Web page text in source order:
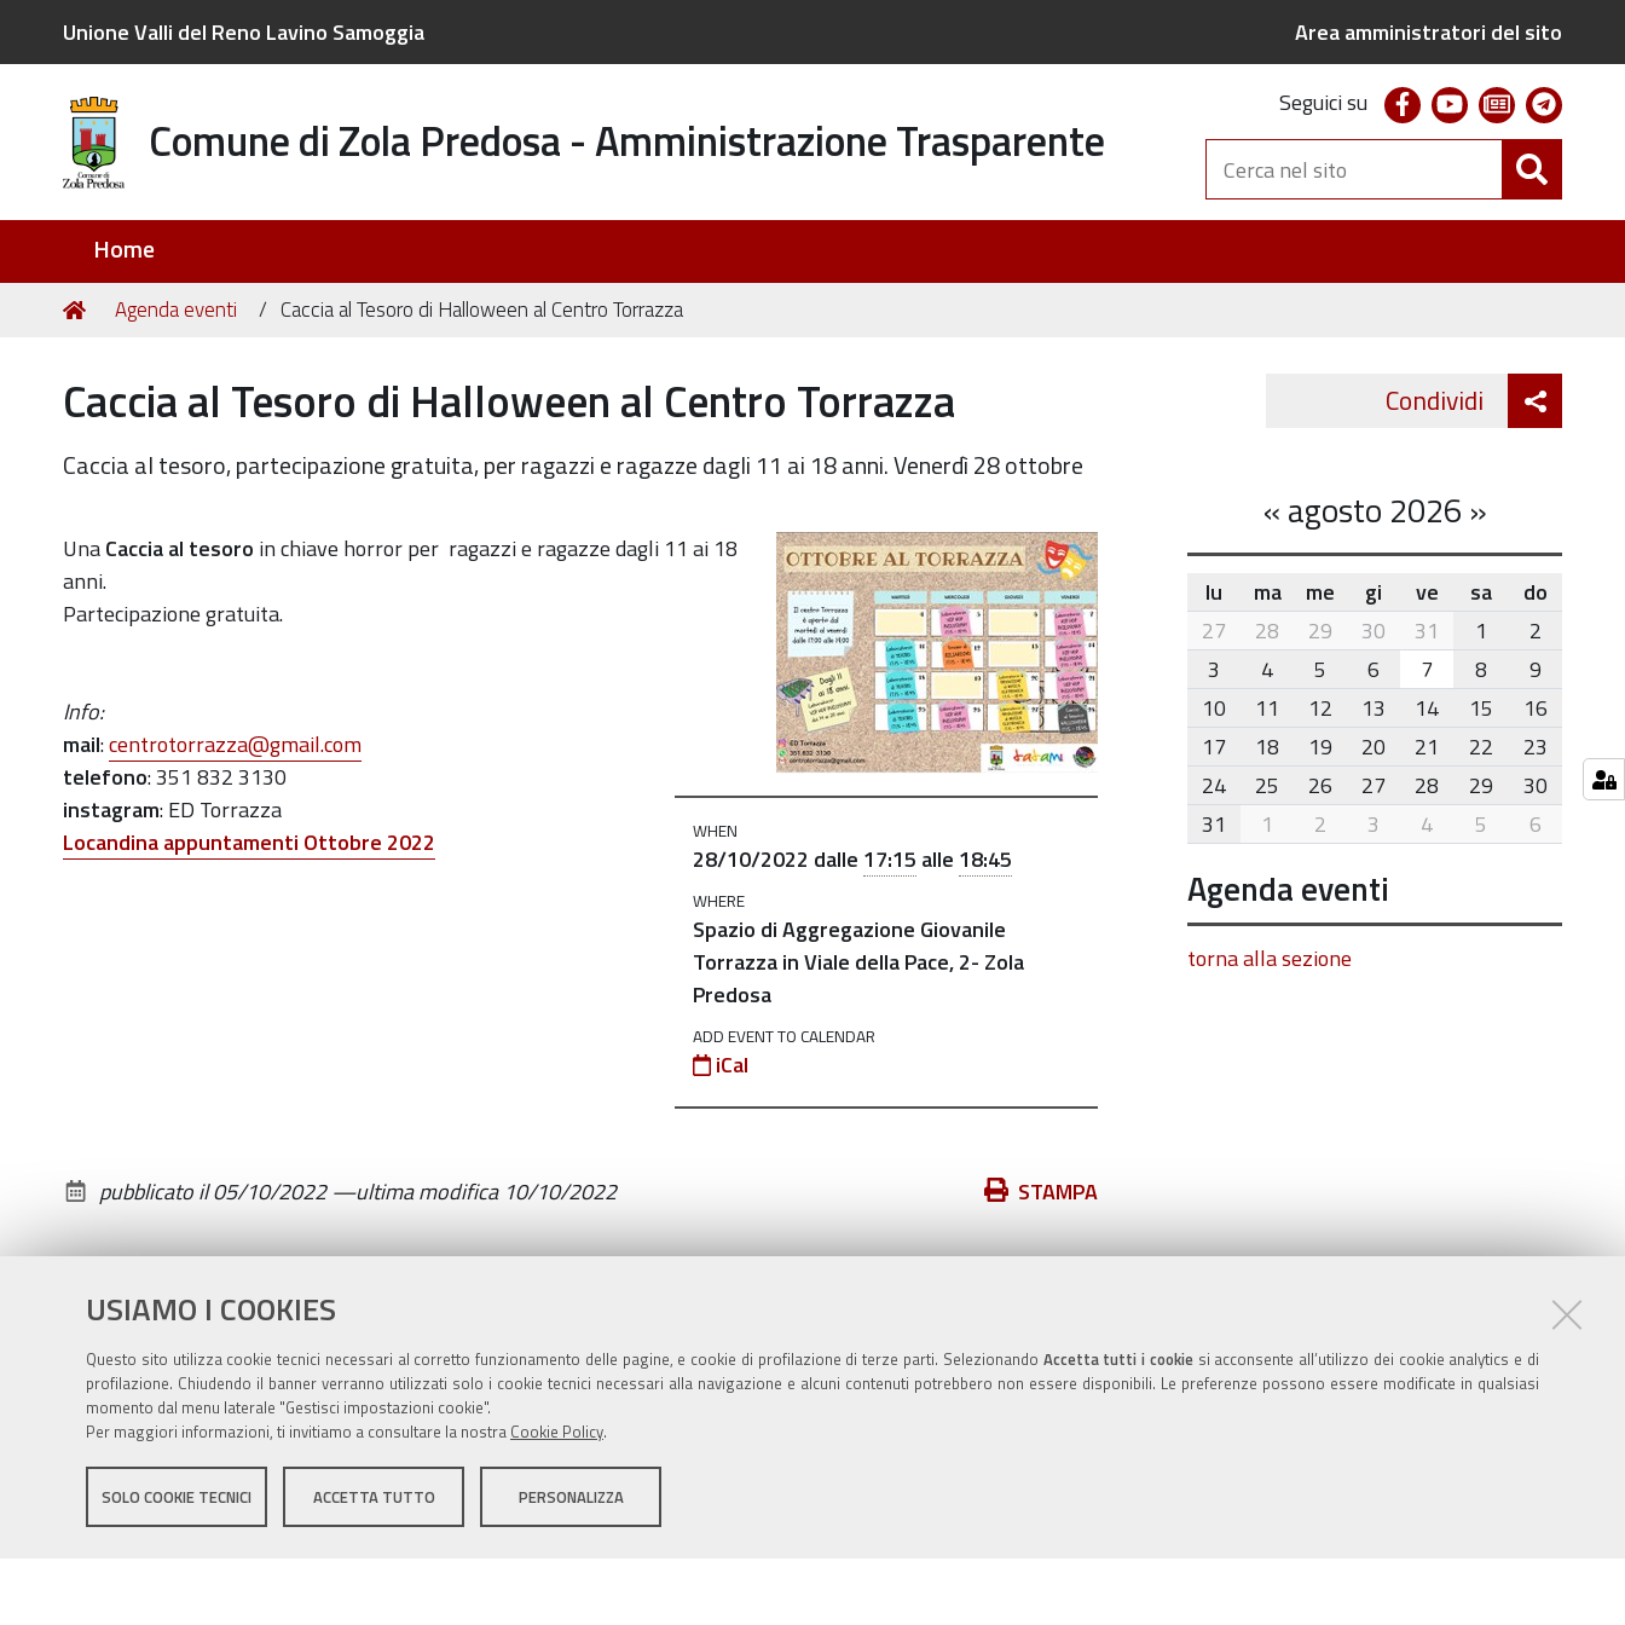
USIAMO I COOKIES
Questo sito utilizza cookie tecnici necessari al corretto funzionamento delle pagine, e cookie di profilazione di terze parti. Selezionando Accetta tutti i cookiesi acconsente all’utilizzo dei cookie analytics e di
profilazione. Chiudendo il banner verranno utilizzati solo i cookie tecnici necessari alla navigazione e alcuni contenuti potrebbero non essere disponibili. Le preferenze possono essere modificate in qualsiasi
momento dal menu laterale "Gestisci impostazioni cookie".
Per maggiori informazioni, ti invitiamo a consultare la nostra Cookie Policy.
SOLO COOKIE TECNICI ACCETTA TUTTO PERSONALIZZA
Unione Valli del Reno Lavino Samoggia Area amministratori del sito
Comune di Zola Predosa - Amministrazione Trasparente
Seguici su facebookyoutubenewsletter
Cerca
nel
sito
Home
Tu
Home
Agenda eventi Caccia al Tesoro di Halloween al Centro Torrazza
Caccia al Tesoro di Halloween al Centro Torrazza
Caccia al tesoro, partecipazione gratuita, per ragazzi e ragazze dagli 11 ai 18 anni. Venerdì 28 ottobre
https://old.comune.zolapredosa.bo.it/events/caccia_tesoro_halloween-
al-
torrazza-
al
Tesoro
di
Halloween
al
al
tesoro,
partecipazione
gratuita,
ragazzi
ragazze
dagli
WHEN
28/10/2022 dalle 17:15 alle 18:45
WHERE
Spazio di Aggregazione Giovanile
Torrazza in Viale della Pace, 2- Zola
Predosa
ADD EVENT TO CALENDAR
iCal
UnaCaccia al tesoro in chiave horror per ragazzi e ragazze dagli 11 ai 18
anni.
Partecipazione gratuita.
Info:
mail:centrotorrazza@gmail.com
telefono: 351 832 3130
instagram: ED Torrazza
Locandina appuntamenti Ottobre 2022
Azioni
documento
STAMPA
pubblicato il05/10/2022—ultima modifica 10/10/2022
Condividi Twitter
«agosto 2026 »
month-
8
lu ma me gi ve sa
do
27
28 29 30 31 1
2
3
4 5 6 7 8
9
10
11 12 13 14 15
16
17
18 19 20 21 22
23
24
25 26 27 28 29
30
31
1 2 3 4 5 6
Agenda eventi
torna alla sezione
Sito istituzionale Comune di Zola Predosa